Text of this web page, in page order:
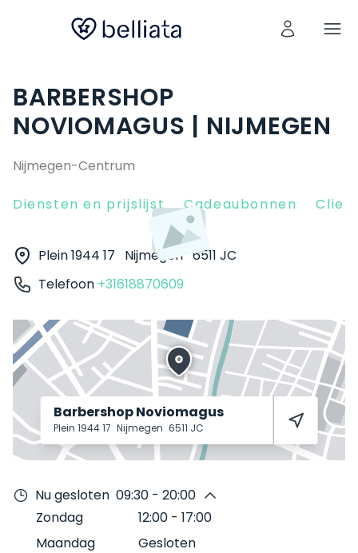
BARBERSHOP
NOVIOMAGUS | NIJMEGEN
Nijmegen-Centrum
Diensten en prijslijst Cadeaubonnen
Plein 1944 17 Nijmegen 6511 JC
Telefoon +31618870609
Barbershop Noviomagus
Plein 1944 17 Nijmegen 6511 JC
Nu gesloten 09:30 - 20:00
Zondag
12:00 - 17:00
Maandag
Gesloten